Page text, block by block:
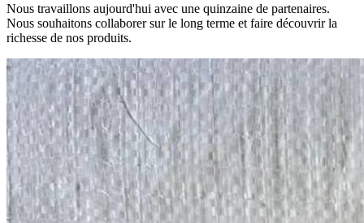
Nous travaillons aujourd'hui avec une quinzaine de partenaires.
Nous souhaitons collaborer sur le long terme et faire découvrir la
richesse de nos produits.